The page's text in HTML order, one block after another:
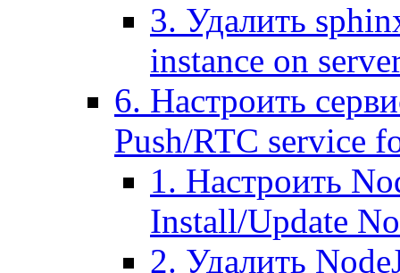
3. Удалить
instance on
6. Настроить
Push/RTC service
1. Настроить
Install/Update
2. Удалить